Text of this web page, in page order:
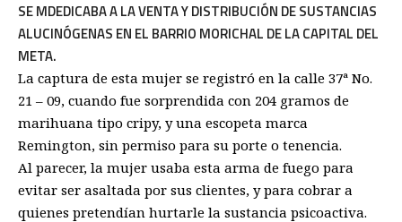
SE MDEDICABA A LA VENTA Y DISTRIBUCIÓN DE SUSTANCIAS
ALUCINÓGENAS EN EL BARRIO MORICHAL DE LA CAPITAL DEL
META.
La captura de esta mujer se registró en la calle 37ª No.
21 – 09, cuando fue sorprendida con 204 gramos de
marihuana tipo cripy, y una escopeta marca
Remington, sin permiso para su porte o tenencia.
Al parecer, la mujer usaba esta arma de fuego para
evitar ser asaltada por sus clientes, y para cobrar a
quienes pretendían hurtarle la sustancia psicoactiva.